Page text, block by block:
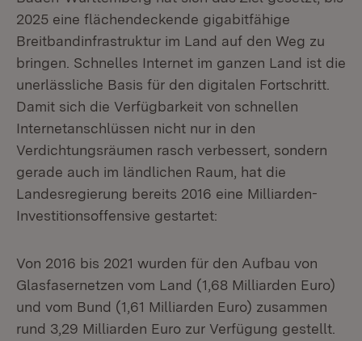
2025 eine flächendeckende gigabitfähige
Breitbandinfrastruktur im Land auf den Weg zu
bringen. Schnelles Internet im ganzen Land ist die
unerlässliche Basis für den digitalen Fortschritt.
Damit sich die Verfügbarkeit von schnellen
Internetanschlüssen nicht nur in den
Verdichtungsräumen rasch verbessert, sondern
gerade auch im ländlichen Raum, hat die
Landesregierung bereits 2016 eine Milliarden-
Investitionsoffensive gestartet:
Von 2016 bis 2021 wurden für den Aufbau von
Glasfasernetzen vom Land (1,68 Milliarden Euro)
und vom Bund (1,61 Milliarden Euro) zusammen
rund 3,29 Milliarden Euro zur Verfügung gestellt.